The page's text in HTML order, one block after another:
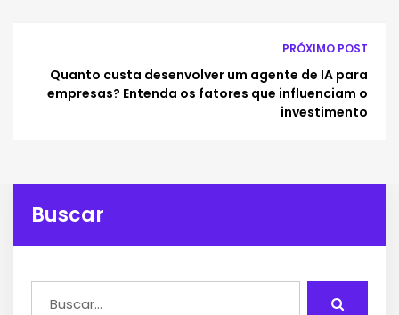
PRÓXIMO POST
Quanto custa desenvolver um agente de IA para
empresas? Entenda os fatores que influenciam o
investimento
Buscar